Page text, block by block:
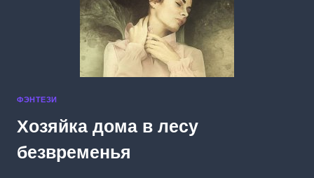
ФЭНТЕЗИ
Хозяйка дома в лесу
безвременья